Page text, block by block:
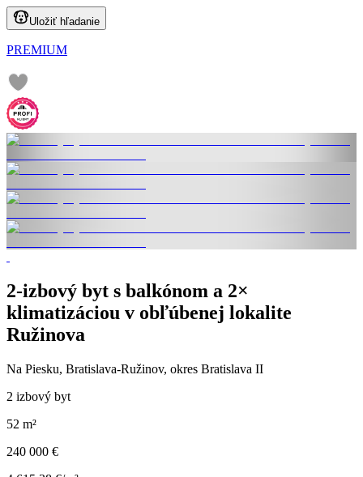
Uložiť hľadanie
PREMIUM
2-izbový byt s balkónom a 2×
klimatizáciou v obľúbenej lokalite
Ružinova
Na Piesku, Bratislava-Ružinov, okres Bratislava II
2 izbový byt
52 m²
240 000 €